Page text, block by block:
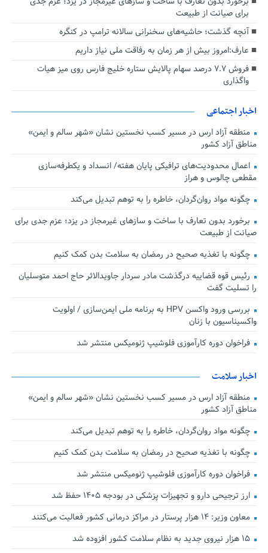
برای صیانت از طبیعت
آنچه گذشت؛ حاشیه‌های سخنرانی سالانه ترامپ در کنگره
عارف:امروز بیش از هر زمان به رفاقت ملی نیاز داریم
فروش ۷.۷ درصد سهام پالایش ستاره خلیج فارس روی میز هیات
واگذاری
اخبار اجتماعی
منطقه آزاد ارس در مسیر کسب نخستین نشان «شهر سالم و ایمن»
مناطق آزاد کشور
اعمال محدودیت‌های ترافیکی پایان هفته/ انسداد و یکطرفه‌سازی
مقطعی چالوس و هراز
چگونه مواد روان‌گردان، خاطره را به توهم تبدیل می‌کند
برخورد بدون تعارف با ساخت‌ و سازهای غیرمجاز در یزد؛ عزم جدی برای
صیانت از طبیعت
چگونه با تغذیه صحیح در رمضان به سلامت بدن کمک کنیم
رئیس قوه قضاییه درگذشت مادر سردار جاویدالاثر حاج احمد متوسلیان
را تسلیت گفت
بررسی ورود واکسن HPV به برنامه ملی ایمن‌سازی / اولویت
واکسیناسیون با زنان
فراخوان دوره کارآموزی فلوشیپ ژنومیکس منتشر شد
اخبار سلامت
منطقه آزاد ارس در مسیر کسب نخستین نشان «شهر سالم و ایمن»
مناطق آزاد کشور
چگونه مواد روان‌گردان، خاطره را به توهم تبدیل می‌کند
چگونه با تغذیه صحیح در رمضان به سلامت بدن کمک کنیم
فراخوان دوره کارآموزی فلوشیپ ژنومیکس منتشر شد
ارز ترجیحی دارو و تجهیزات پزشکی در بودجه ۱۴۰۵ حفظ شد
معاون وزیر: ۱۴ هزار پرستار در مراکز درمانی کشور فعالیت می‌کنند
۱۵ هزار نیروی جدید به نظام سلامت کشور افزوده شد